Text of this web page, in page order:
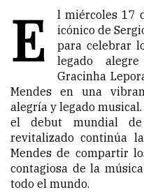
E
l miércoles 17
icónico de
para celebrar
legado
Gracinha
Mendes en una
alegría y legado
el debut mundial de
revitalizado continúa
Mendes de compartir
contagiosa de la
todo el mundo.